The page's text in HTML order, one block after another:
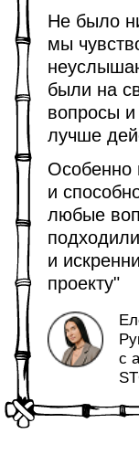
Бюджет